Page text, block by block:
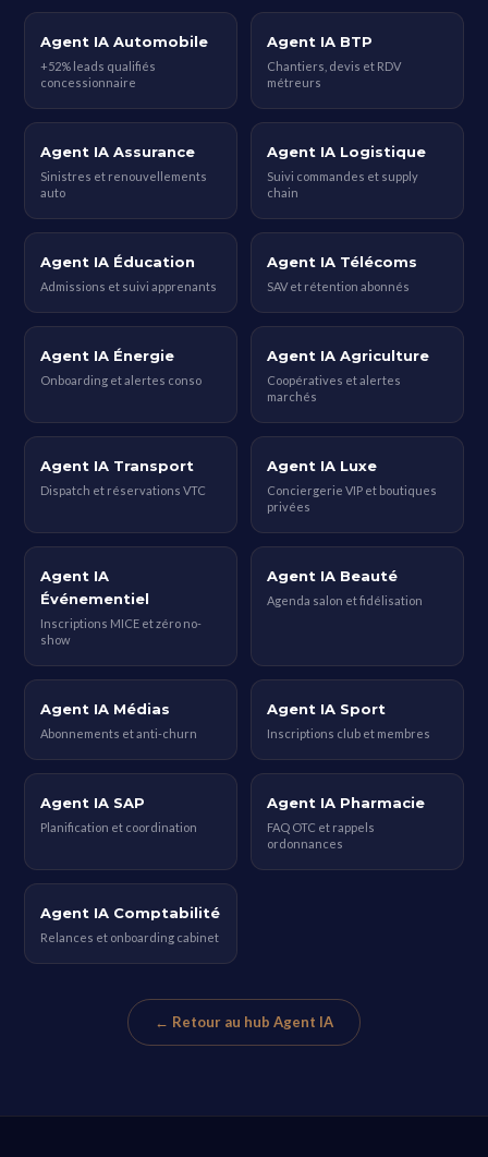
Agent IA Automobile
+52% leads qualifiés
concessionnaire
Agent IA BTP
Chantiers, devis et RDV
métreurs
Agent IA Assurance
Sinistres et renouvellements
auto
Agent IA Logistique
Suivi commandes et supply
chain
Agent IA Éducation
Admissions et suivi apprenants
Agent IA Télécoms
SAV et rétention abonnés
Agent IA Énergie
Onboarding et alertes conso
Agent IA Agriculture
Coopératives et alertes
marchés
Agent IA Transport
Dispatch et réservations VTC
Agent IA Luxe
Conciergerie VIP et boutiques
privées
Agent IA
Événementiel
Inscriptions MICE et zéro no-
show
Agent IA Beauté
Agenda salon et fidélisation
Agent IA Médias
Abonnements et anti-churn
Agent IA Sport
Inscriptions club et membres
Agent IA SAP
Planification et coordination
Agent IA Pharmacie
FAQ OTC et rappels
ordonnances
Agent IA Comptabilité
Relances et onboarding cabinet
← Retour au hub Agent IA